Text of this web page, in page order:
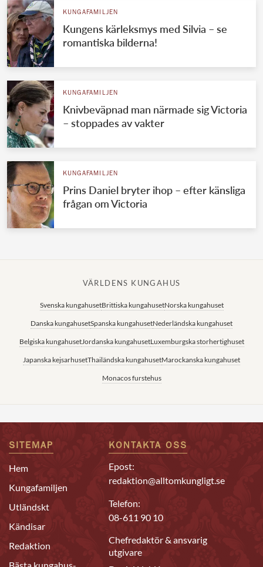
KUNGAFAMILJEN
Kungens kärleksmys med Silvia – se
romantiska bilderna!
KUNGAFAMILJEN
Knivbeväpnad man närmade sig Victoria
– stoppades av vakter
KUNGAFAMILJEN
Prins Daniel bryter ihop – efter känsliga
frågan om Victoria
VÄRLDENS KUNGAHUS
Svenska kungahusetBrittiska kungahusetNorska kungahuset
Danska kungahusetSpanska kungahusetNederländska kungahuset
Belgiska kungahusetJordanska kungahusetLuxemburgska storhertighuset
Japanska kejsarhusetThailändska kungahusetMarockanska kungahuset
Monacos furstehus
SITEMAP
Hem
Kungafamiljen
Utländskt
Kändisar
Redaktion
KONTAKTA OSS
Epost:
redaktion@alltomkungligt.se
Telefon:
08-611 90 10
Chefredaktör & ansvarig
utgivare